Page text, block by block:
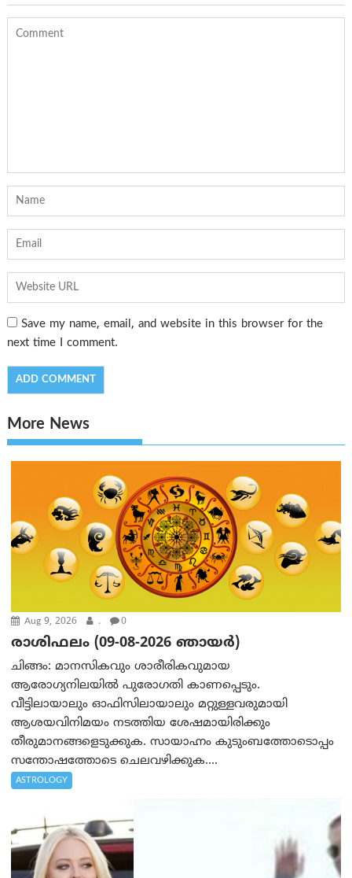
Save my name, email, and website in this browser for the
next time I comment.
More News
Aug 9, 2026 . 0
രാശിഫലം (09-08-2026 ഞായര്‍)
ചിങ്ങം: മാനസികവും ശാരീരികവുമായ
ആരോഗ്യനിലയിൽ പുരോഗതി കാണപ്പെടും.
വീട്ടിലായാലും ഓഫിസിലായാലും മറ്റുള്ളവരുമായി
ആശയവിനിമയം നടത്തിയ ശേഷമായിരിക്കും
തീരുമാനങ്ങളെടുക്കുക. സായാഹ്നം കുടുംബത്തോടൊപ്പം
സന്തോഷത്തോടെ ചെലവഴിക്കുക....
ASTROLOGY